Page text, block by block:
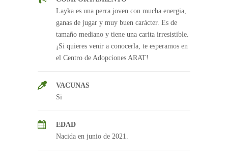
Layka es una perra joven con mucha energia,
ganas de jugar y muy buen carácter. Es de
tamaño mediano y tiene una carita irresistible.
¡Si quieres venir a conocerla, te esperamos en
el Centro de Adopciones ARAT!
VACUNAS
Si
EDAD
Nacida en junio de 2021.